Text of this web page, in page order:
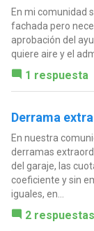
En mi comunidad
fachada pero
aprobación del
quiere aire y el
1 respuesta
Derrama
En nuestra
derramas
del garaje, las
coeficiente y sin
iguales, en...
2 respuestas